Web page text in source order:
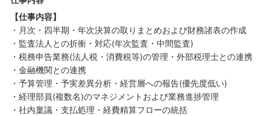
【仕事内容】
・月次・四半期・年次決算の取りまとめおよび財務諸表の作成
・監査法人との折衝・対応(年次監査・中間監査)
・税務申告業務(法人税・消費税等)の管理・外部税理士との連携
・金融機関との連携
・予算管理・予実差異分析・経営層への報告(優先度低い)
・経理部員(複数名)のマネジメントおよび業務進捗管理
・社内稟議・支払処理・経費精算フローの統括